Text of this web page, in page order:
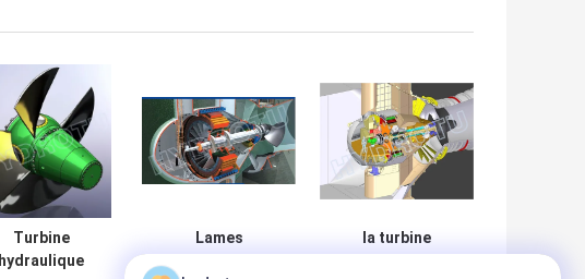
Turbine
hydraulique
Lames
la turbine